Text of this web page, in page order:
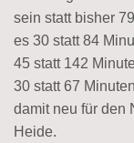
sein statt bisher
es 30 statt 84
45 statt 142
30 statt 67
damit neu für den
Heide.